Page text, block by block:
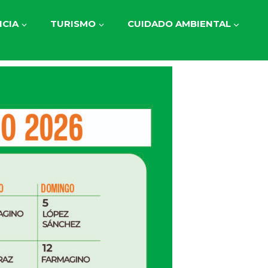
TURISMO CUIDADO AMBIENTAL